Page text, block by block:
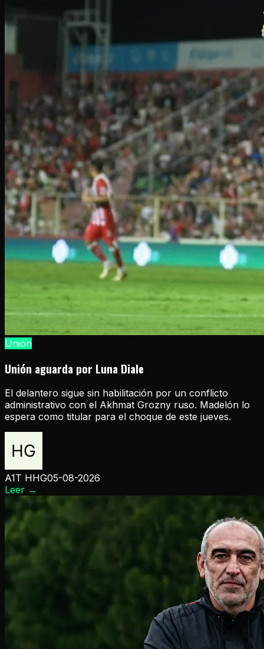
Unión
Unión aguarda por Luna Diale
El delantero sigue sin habilitación por un conflicto
administrativo con el Akhmat Grozny ruso. Madelón lo
espera como titular para el choque de este jueves.
A1T HHG05-08-2026
Leer →